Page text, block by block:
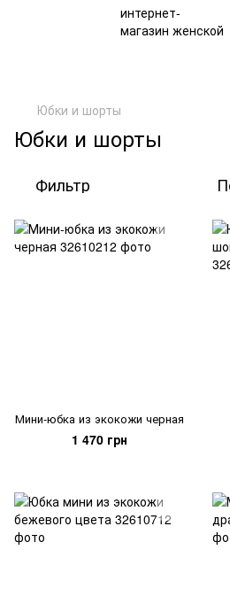
Юбки и шорты
Юбки и шорты
Фильтр
Мини-юбка из экокожи черная
1 470 грн